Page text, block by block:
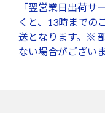
「翌営業日出荷サ
くと、13時までの
送となります。※
ない場合がございま